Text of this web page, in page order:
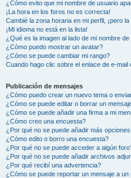
¿Cómo evito que mi nombre de usuario
¡La hora en los foros no es correcta!
Cambié la zona horaria en mi perfil, ¡pero
¡Mi idioma no está en la lista!
¿Qué es la imagen al lado de mi nombre
¿Cómo puedo mostrar un avatar?
¿Cómo se puede cambiar mi rango?
Cuando hago clic sobre el enlace de e-mail
Publicación de mensajes
¿Cómo puedo crear un nuevo tema o
¿Cómo se puede editar o borrar un
¿Cómo se puede añadir una firma a mi
¿Cómo creo una encuesta?
¿Por qué no se puede añadir más
¿Cómo edito o borro una encuesta?
¿Por qué no se puede acceder a algún
¿Por qué no se puede añadir archivos
¿Por qué recibí una advertencia?
¿Cómo se puede reportar un mensaje a un